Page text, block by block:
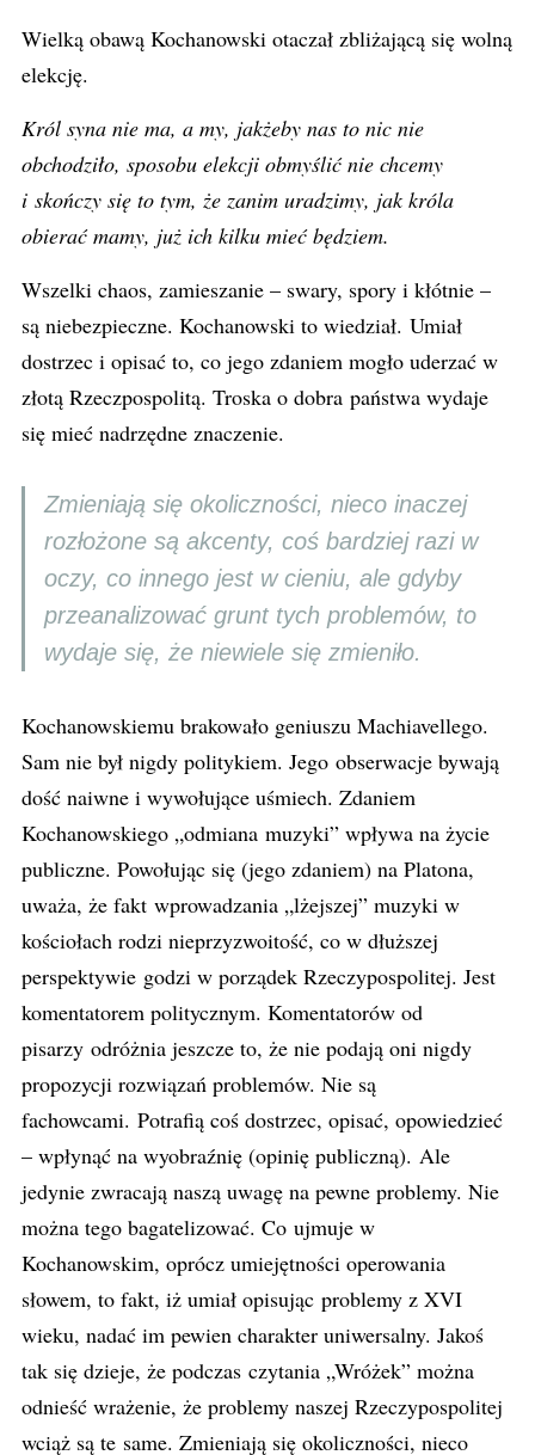
Wielką obawą Kochanowski otaczał zbliżającą się wolną
elekcję.
Król syna nie ma, a my, jakżeby nas to nic nie
obchodziło, sposobu elekcji obmyślić nie chcemy
i skończy się to tym, że zanim uradzimy, jak króla
obierać mamy, już ich kilku mieć będziem.
Wszelki chaos, zamieszanie – swary, spory i kłótnie –
są niebezpieczne. Kochanowski to wiedział. Umiał
dostrzec i opisać to, co jego zdaniem mogło uderzać w
złotą Rzeczpospolitą. Troska o dobra państwa wydaje
się mieć nadrzędne znaczenie.
Zmieniają się okoliczności, nieco inaczej
rozłożone są akcenty, coś bardziej razi w
oczy, co innego jest w cieniu, ale gdyby
przeanalizować grunt tych problemów, to
wydaje się, że niewiele się zmieniło.
Kochanowskiemu brakowało geniuszu Machiavellego.
Sam nie był nigdy politykiem. Jego obserwacje bywają
dość naiwne i wywołujące uśmiech. Zdaniem
Kochanowskiego „odmiana muzyki” wpływa na życie
publiczne. Powołując się (jego zdaniem) na Platona,
uważa, że fakt wprowadzania „lżejszej” muzyki w
kościołach rodzi nieprzyzwoitość, co w dłuższej
perspektywie godzi w porządek Rzeczypospolitej. Jest
komentatorem politycznym. Komentatorów od
pisarzy odróżnia jeszcze to, że nie podają oni nigdy
propozycji rozwiązań problemów. Nie są
fachowcami. Potrafią coś dostrzec, opisać, opowiedzieć
– wpłynąć na wyobraźnię (opinię publiczną). Ale
jedynie zwracają naszą uwagę na pewne problemy. Nie
można tego bagatelizować. Co ujmuje w
Kochanowskim, oprócz umiejętności operowania
słowem, to fakt, iż umiał opisując problemy z XVI
wieku, nadać im pewien charakter uniwersalny. Jakoś
tak się dzieje, że podczas czytania „Wróżek” można
odnieść wrażenie, że problemy naszej Rzeczypospolitej
wciąż są te same. Zmieniają się okoliczności, nieco